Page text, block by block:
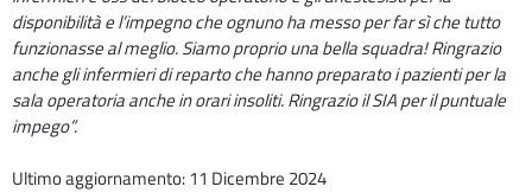
disponibilità e l’impegno che ognuno ha messo per far sì che tutto
funzionasse al meglio. Siamo proprio una bella squadra! Ringrazio
anche gli infermieri di reparto che hanno preparato i pazienti per la
sala operatoria anche in orari insoliti. Ringrazio il SIA per il puntuale
impego”.
Ultimo aggiornamento: 11 Dicembre 2024